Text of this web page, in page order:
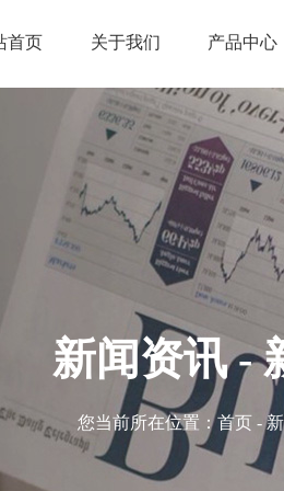
首页 关于我们 产品中心
新闻资讯 -
您当前所在位置：首页 -